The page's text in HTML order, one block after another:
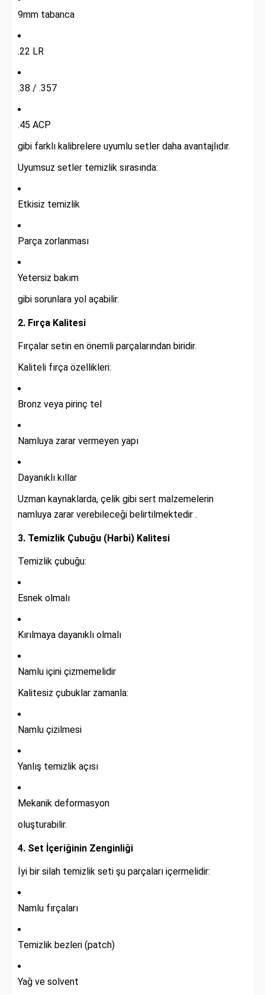
9mm tabanca
.22 LR
.38 / .357
.45 ACP
gibi farklı kalibrelere uyumlu setler daha avantajlıdır.
Uyumsuz setler temizlik sırasında:
Etkisiz temizlik
Parça zorlanması
Yetersiz bakım
gibi sorunlara yol açabilir.
2. Fırça Kalitesi
Fırçalar setin en önemli parçalarından biridir.
Kaliteli fırça özellikleri:
Bronz veya pirinç tel
Namluya zarar vermeyen yapı
Dayanıklı kıllar
Uzman kaynaklarda, çelik gibi sert malzemelerin
namluya zarar verebileceği belirtilmektedir .
3. Temizlik Çubuğu (Harbi) Kalitesi
Temizlik çubuğu:
Esnek olmalı
Kırılmaya dayanıklı olmalı
Namlu içini çizmemelidir
Kalitesiz çubuklar zamanla:
Namlu çizilmesi
Yanlış temizlik açısı
Mekanik deformasyon
oluşturabilir.
4. Set İçeriğinin Zenginliği
İyi bir silah temizlik seti şu parçaları içermelidir:
Namlu fırçaları
Temizlik bezleri (patch)
Yağ ve solvent